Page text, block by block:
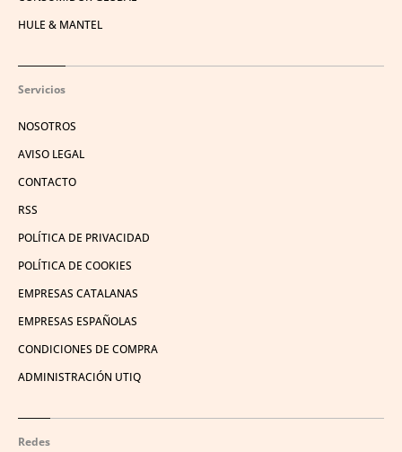
HULE & MANTEL
Servicios
NOSOTROS
AVISO LEGAL
CONTACTO
RSS
POLÍTICA DE PRIVACIDAD
POLÍTICA DE COOKIES
EMPRESAS CATALANAS
EMPRESAS ESPAÑOLAS
CONDICIONES DE COMPRA
ADMINISTRACIÓN UTIQ
Redes